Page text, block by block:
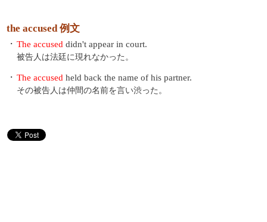
the accused 例文
・ The accused didn't appear in court.
被告人は法廷に現れなかった。
・ The accused held back the name of his partner.
その被告人は仲間の名前を言い渋った。